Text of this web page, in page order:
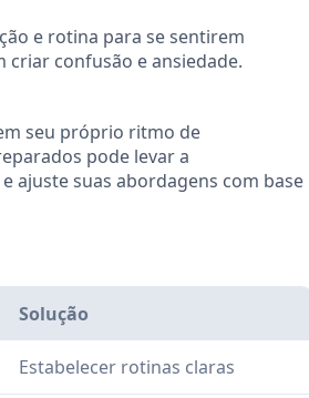
e rotina para se sentirem
confusão e ansiedade.
seu próprio ritmo de
pode levar a
ajuste suas abordagens com base
Solução
Estabelecer rotinas claras